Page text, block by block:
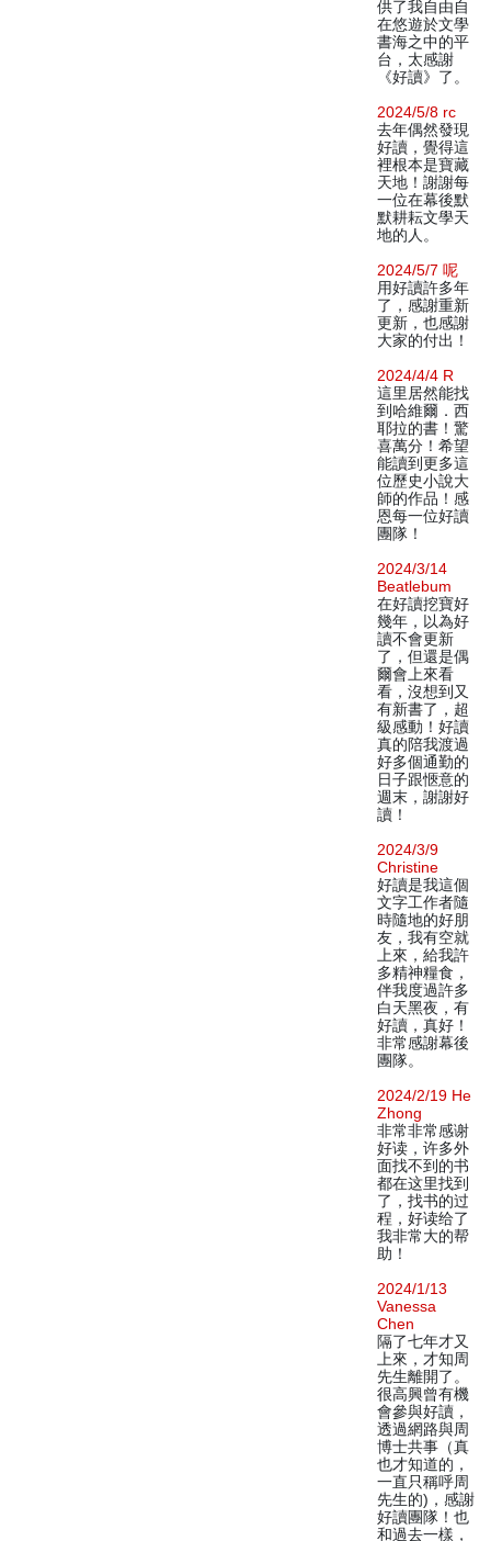
供了我自由自
在悠遊於文學
書海之中的平
台，太感謝
《好讀》了。
2024/5/8 rc
去年偶然發現
好讀，覺得這
裡根本是寶藏
天地！謝謝每
一位在幕後默
默耕耘文學天
地的人。
2024/5/7 呢
用好讀許多年
了，感謝重新
更新，也感謝
大家的付出！
2024/4/4 R
這里居然能找
到哈維爾．西
耶拉的書！驚
喜萬分！希望
能讀到更多這
位歷史小說大
師的作品！感
恩每一位好讀
團隊！
2024/3/14
Beatlebum
在好讀挖寶好
幾年，以為好
讀不會更新
了，但還是偶
爾會上來看
看，沒想到又
有新書了，超
級感動！好讀
真的陪我渡過
好多個通勤的
日子跟愜意的
週末，謝謝好
讀！
2024/3/9
Christine
好讀是我這個
文字工作者隨
時隨地的好朋
友，我有空就
上來，給我許
多精神糧食，
伴我度過許多
白天黑夜，有
好讀，真好！
非常感謝幕後
團隊。
2024/2/19 He
Zhong
非常非常感谢
好读，许多外
面找不到的书
都在这里找到
了，找书的过
程，好读给了
我非常大的帮
助！
2024/1/13
Vanessa
Chen
隔了七年才又
上來，才知周
先生離開了。
很高興曾有機
會參與好讀，
透過網路與周
博士共事（真
也才知道的，
一直只稱呼周
先生的)，感謝
好讀團隊！也
和過去一樣，